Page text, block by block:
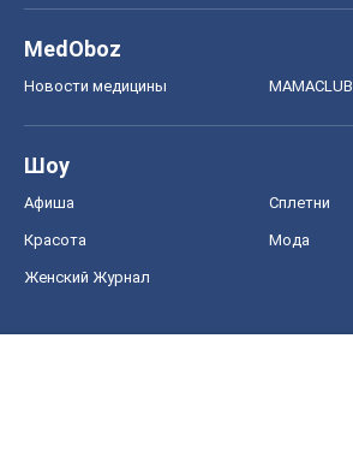
MedOboz
Новости медицины MAMACLUB
Шоу
Афиша Сплетни
Красота Мода
Женский Журнал